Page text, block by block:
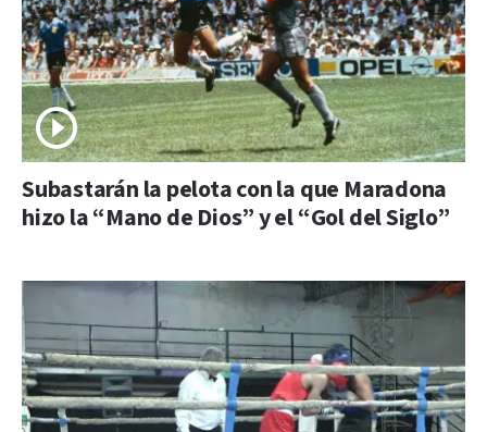
Subastarán la pelota con la que Maradona
hizo la “Mano de Dios” y el “Gol del Siglo”